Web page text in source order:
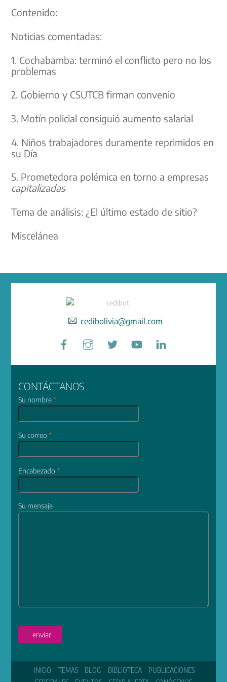
Contenido:
Noticias comentadas:
1. Cochabamba: terminó el conflicto pero no los
problemas
2. Gobierno y CSUTCB firman convenio
3. Motín policial consiguió aumento salarial
4. Niños trabajadores duramente reprimidos en
su Día
5. Prometedora polémica en torno a empresas
capitalizadas
Tema de análisis: ¿El último estado de sitio?
Miscelánea
cedibolivia@gmail.com
Facebook
CONTÁCTANOS
Su nombre*
Su correo*
Encabezado*
Su mensaje
enviar
INICIO TEMAS BLOG BIBLIOTECA
PUBLICACIONES